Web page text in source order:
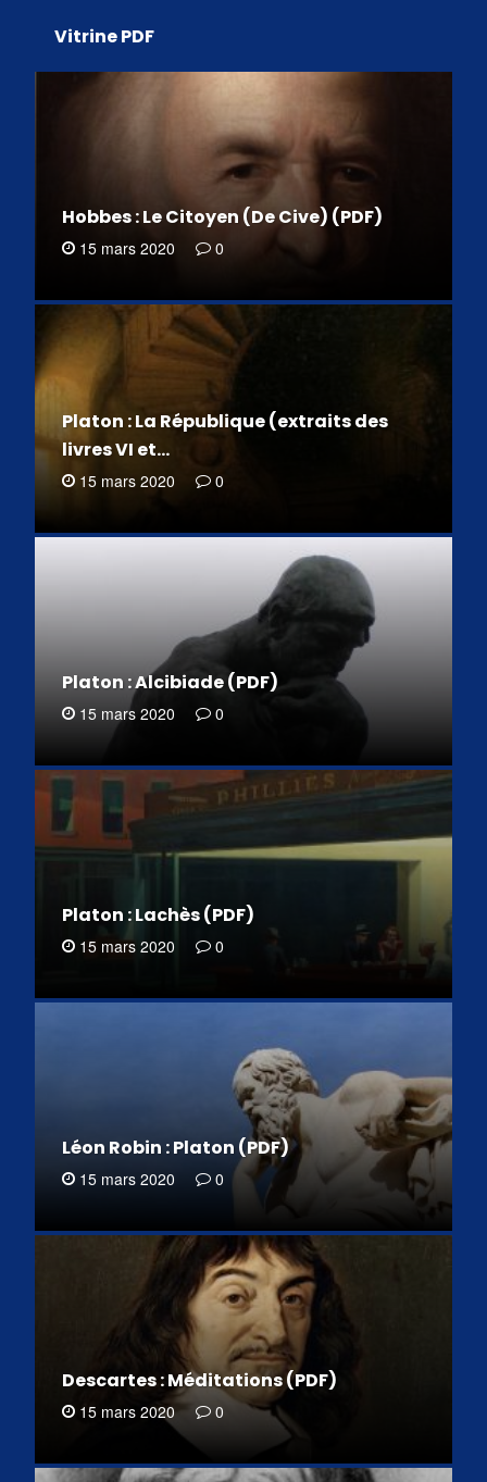
Vitrine PDF
Hobbes : Le Citoyen (De Cive) (PDF)
15 mars 2020 0
Platon : La République (extraits des
livres VI et…
15 mars 2020 0
Platon : Alcibiade (PDF)
15 mars 2020 0
Platon : Lachès (PDF)
15 mars 2020 0
Léon Robin : Platon (PDF)
15 mars 2020 0
Descartes : Méditations (PDF)
15 mars 2020 0